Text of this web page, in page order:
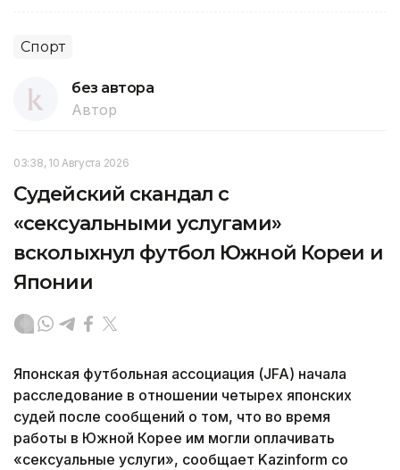
Спорт
без автора
Автор
03:38, 10 Августа 2026
Судейский скандал с
«сексуальными услугами»
всколыхнул футбол Южной Кореи и
Японии
Японская футбольная ассоциация (JFA) начала
расследование в отношении четырех японских
судей после сообщений о том, что во время
работы в Южной Корее им могли оплачивать
«сексуальные услуги», сообщает Kazinform со